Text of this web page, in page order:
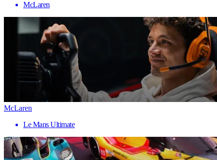
McLaren
McLaren
Le Mans Ultimate